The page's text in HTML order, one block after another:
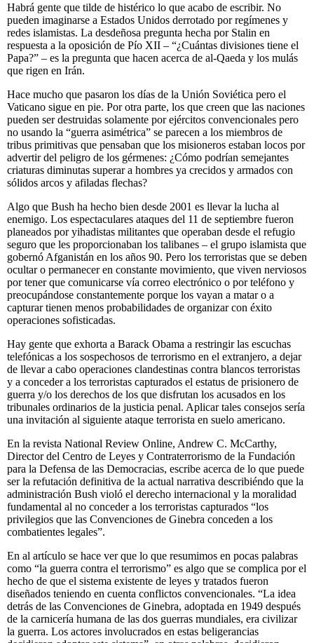
Habrá gente que tilde de histérico lo que acabo de escribir. No
pueden imaginarse a Estados Unidos derrotado por regímenes y
redes islamistas. La desdeñosa pregunta hecha por Stalin en
respuesta a la oposición de Pío XII – “¿Cuántas divisiones tiene el
Papa?” – es la pregunta que hacen acerca de al-Qaeda y los mulás
que rigen en Irán.
Hace mucho que pasaron los días de la Unión Soviética pero el
Vaticano sigue en pie. Por otra parte, los que creen que las naciones
pueden ser destruidas solamente por ejércitos convencionales pero
no usando la “guerra asimétrica” se parecen a los miembros de
tribus primitivas que pensaban que los misioneros estaban locos por
advertir del peligro de los gérmenes: ¿Cómo podrían semejantes
criaturas diminutas superar a hombres ya crecidos y armados con
sólidos arcos y afiladas flechas?
Algo que Bush ha hecho bien desde 2001 es llevar la lucha al
enemigo. Los espectaculares ataques del 11 de septiembre fueron
planeados por yihadistas militantes que operaban desde el refugio
seguro que les proporcionaban los talibanes – el grupo islamista que
gobernó Afganistán en los años 90. Pero los terroristas que se deben
ocultar o permanecer en constante movimiento, que viven nerviosos
por tener que comunicarse vía correo electrónico o por teléfono y
preocupándose constantemente porque los vayan a matar o a
capturar tienen menos probabilidades de organizar con éxito
operaciones sofisticadas.
Hay gente que exhorta a Barack Obama a restringir las escuchas
telefónicas a los sospechosos de terrorismo en el extranjero, a dejar
de llevar a cabo operaciones clandestinas contra blancos terroristas
y a conceder a los terroristas capturados el estatus de prisionero de
guerra y/o los derechos de los que disfrutan los acusados en los
tribunales ordinarios de la justicia penal. Aplicar tales consejos sería
una invitación al siguiente ataque terrorista en suelo americano.
En la revista National Review Online, Andrew C. McCarthy,
Director del Centro de Leyes y Contraterrorismo de la Fundación
para la Defensa de las Democracias, escribe acerca de lo que puede
ser la refutación definitiva de la actual narrativa describiéndo que la
administración Bush violó el derecho internacional y la moralidad
fundamental al no conceder a los terroristas capturados “los
privilegios que las Convenciones de Ginebra conceden a los
combatientes legales”.
En al artículo se hace ver que lo que resumimos en pocas palabras
como “la guerra contra el terrorismo” es algo que se complica por el
hecho de que el sistema existente de leyes y tratados fueron
diseñados teniendo en cuenta conflictos convencionales. “La idea
detrás de las Convenciones de Ginebra, adoptada en 1949 después
de la carnicería humana de las dos guerras mundiales, era civilizar
la guerra. Los actores involucrados en estas beligerancias